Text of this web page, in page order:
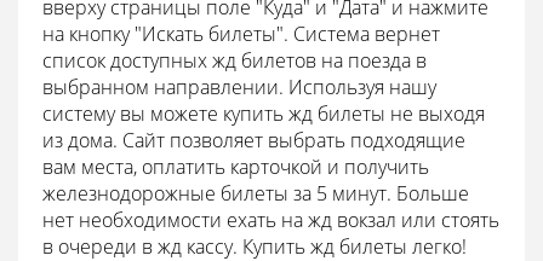
вверху страницы поле "Куда" и "Дата" и нажмите
на кнопку "Искать билеты". Система вернет
список доступных жд билетов на поезда в
выбранном направлении. Используя нашу
систему вы можете купить жд билеты не выходя
из дома. Сайт позволяет выбрать подходящие
вам места, оплатить карточкой и получить
железнодорожные билеты за 5 минут. Больше
нет необходимости ехать на жд вокзал или стоять
в очереди в жд кассу. Купить жд билеты легко!